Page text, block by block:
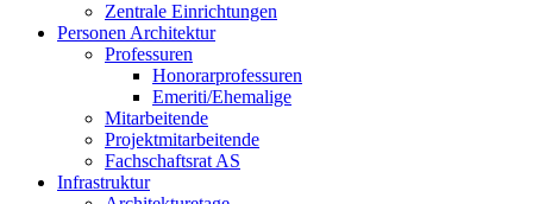
Zentrale Einrichtungen
Personen Architektur
Professuren
Honorarprofessuren
Emeriti/Ehemalige
Mitarbeitende
Projektmitarbeitende
Fachschaftsrat AS
Infrastruktur